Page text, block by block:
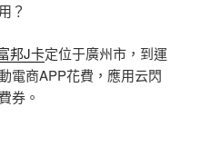
？
邦J卡定位于廣州市，到運
電商APP花費，應用云閃
券。